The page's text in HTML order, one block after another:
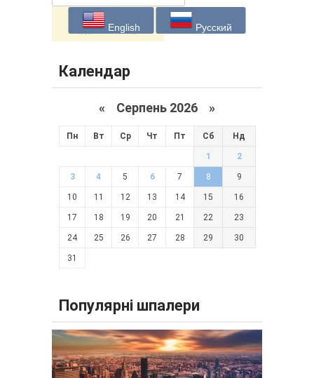
English Русский
Календар
« Серпень 2026 »
Пн Вт Ср Чт Пт Сб Нд
1 2
3 4 5 6 7 8 9
10 11 12 13 14 15 16
17 18 19 20 21 22 23
24 25 26 27 28 29 30
31
Популярні шпалери